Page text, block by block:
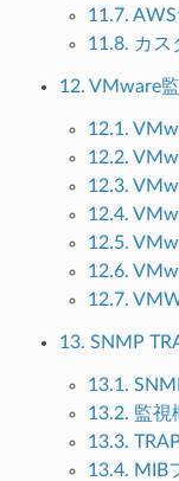
11.7.
11.8. カス
12. VMware
12.1.
12.2.
12.3.
12.4.
12.5.
12.6.
12.7.
13. SNMP
13.1.
13.2. 監視
13.3.
13.4. MIB